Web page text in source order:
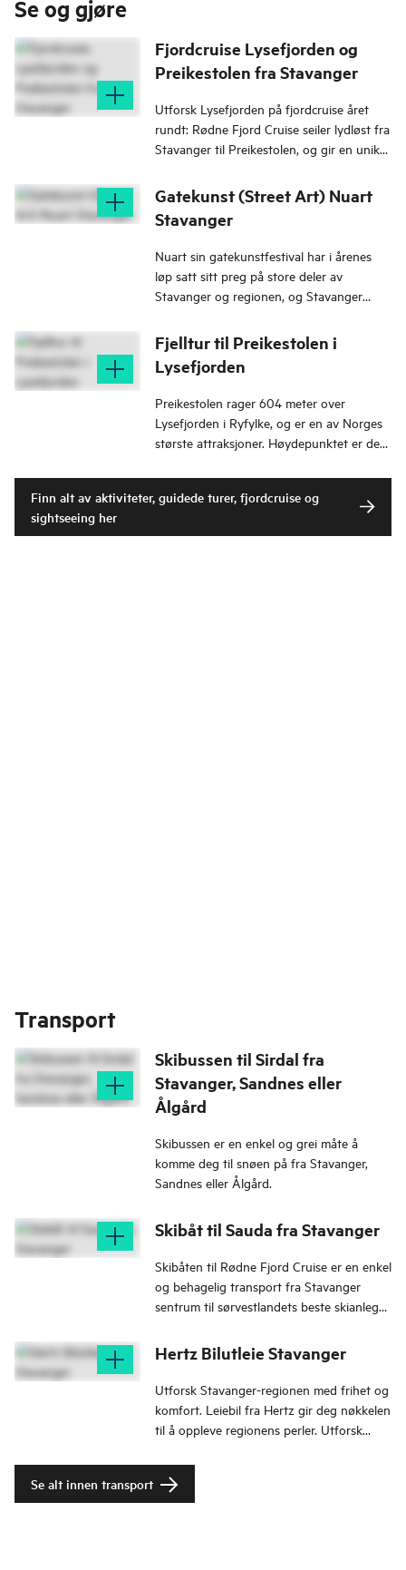
Se og gjøre
Fjordcruise Lysefjorden og
Preikestolen fra Stavanger
Utforsk Lysefjorden på fjordcruise året
rundt: Rødne Fjord Cruise seiler lydløst fra
Stavanger til Preikestolen, og gir en unik
Gatekunst (Street Art) Nuart
Stavanger
Nuart sin gatekunstfestival har i årenes
løp satt sitt preg på store deler av
Stavanger og regionen, og Stavanger
Både i bygd og by finner du verk av kjente
gatekunstnere.
Fjelltur til Preikestolen i
Lysefjorden
Preikestolen rager 604 meter over
Lysefjorden i Ryfylke, og er en av Norges
største attraksjoner. Høydepunktet er den
Finn alt av aktiviteter, guidede turer, fjordcruise og
sightseeing her
Transport
Skibussen til Sirdal fra
Stavanger, Sandnes eller
Ålgård
Skibussen er en enkel og grei måte å
komme deg til snøen på fra Stavanger,
Sandnes eller Ålgård.
Skibåt til Sauda fra Stavanger
Skibåten til Rødne Fjord Cruise er en enkel
og behagelig transport fra Stavanger
sentrum til sørvestlandets beste skianlegg
Hertz Bilutleie Stavanger
Utforsk Stavanger-regionen med frihet og
komfort. Leiebil fra Hertz gir deg nøkkelen
til å oppleve regionens perler. Utforsk
Se alt innen transport